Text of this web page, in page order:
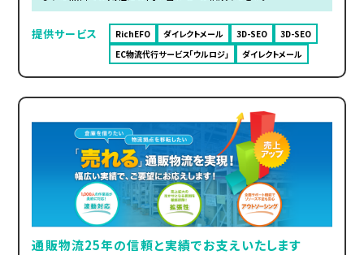
提供サービス RichEFO ダイレクトメール 3D-SEO
3D-SEO
EC物流代行サービス「ウルロジ」
ダイレクトメール
通販物流25年の信頼と実績でお支えいたします